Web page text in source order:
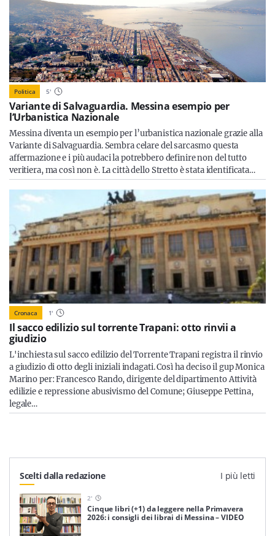
Politica 5'
Variante di Salvaguardia. Messina esempio per
l’Urbanistica Nazionale
Messina diventa un esempio per l’urbanistica nazionale grazie alla
Variante di Salvaguardia. Sembra celare del sarcasmo questa
affermazione e i più audaci la potrebbero definire non del tutto
veritiera, ma così non è. La città dello Stretto è stata identificata…
Cronaca 1'
Il sacco edilizio sul torrente Trapani: otto rinvii a
giudizio
L'inchiesta sul sacco edilizio del Torrente Trapani registra il rinvio
a giudizio di otto degli iniziali indagati. Così ha deciso il gup Monica
Marino per: Francesco Rando, dirigente del dipartimento Attività
edilizie e repressione abusivismo del Comune; Giuseppe Pettina,
legale…
Scelti dalla redazione I più letti
2'
Cinque libri (+1) da leggere nella Primavera
2026: i consigli dei librai di Messina – VIDEO